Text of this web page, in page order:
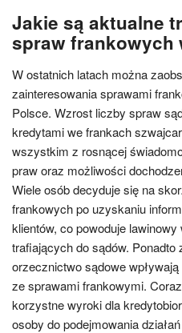
Jakie są aktualne
spraw frankowych
W ostatnich latach można
zainteresowania sprawami
Polsce. Wzrost liczby spraw
kredytami we frankach
wszystkim z rosnącej
praw oraz możliwości
Wiele osób decyduje się na
frankowych po uzyskaniu
klientów, co powoduje
trafiających do sądów. Ponadto
orzecznictwo sądowe
ze sprawami frankowymi.
korzystne wyroki dla
osoby do podejmowania